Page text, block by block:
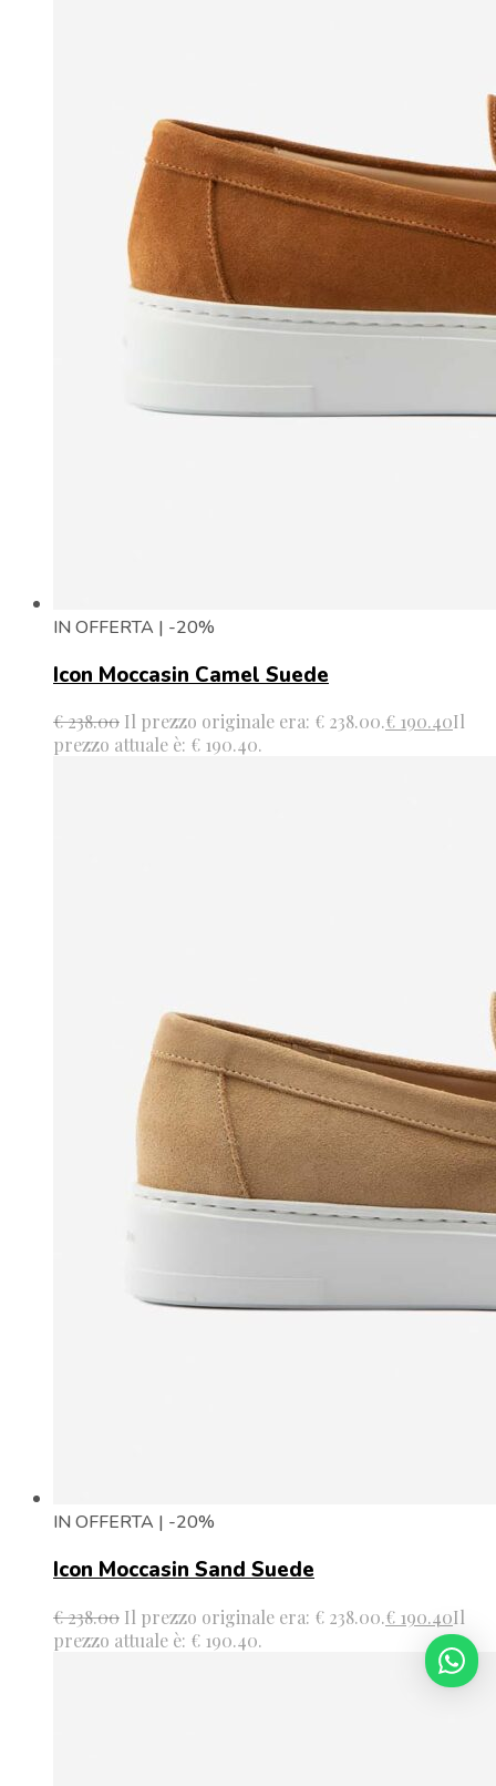
IN OFFERTA | -20%
Icon Moccasin Camel Suede
€238.00 Il prezzo originale era: € 238.00.€ 190.40Il
prezzo attuale è: € 190.40.
IN OFFERTA | -20%
Icon Moccasin Sand Suede
€238.00 Il prezzo originale era: € 238.00.€ 190.40Il
prezzo attuale è: € 190.40.